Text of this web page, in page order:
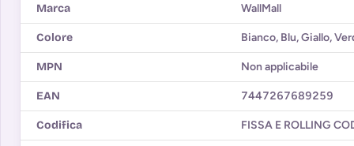
Marca WallMall
Colore Bianco, Blu, Giallo,
MPN Non applicabile
EAN 7447267689259
Codifica FISSA E ROLLING